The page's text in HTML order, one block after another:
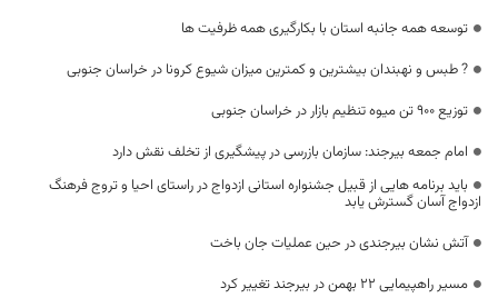
توسعه همه جانبه استان با بکارگیری همه ظرفیت ها
? طبس و نهبندان بیشترین و کمترین میزان شیوع کرونا در خراسان جنوبی
توزیع 900 تن میوه تنظیم بازار در خراسان جنوبی
امام جمعه بیرجند: سازمان بازرسی در پیشگیری از تخلف نقش دارد
باید برنامه هایی از قبیل جشنواره استانی ازدواج در راستای احیا و تروج فرهنگ
ازدواج آسان گسترش یابد
آتش نشان بیرجندی در حین عملیات جان باخت
مسیر راهپیمایی ۲۲ بهمن در بیرجند تغییر کرد